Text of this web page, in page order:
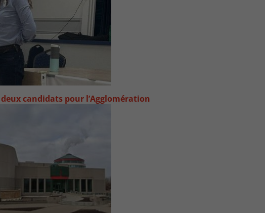
candidats pour l’Agglomération